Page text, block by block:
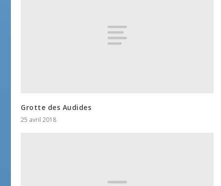
Grotte des Audides
25 avril 2018